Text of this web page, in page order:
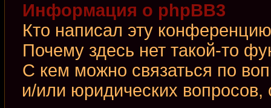
Информация о phpBB3
Кто написал эту
Почему здесь нет такой-то
С кем можно связаться по
и/или юридических